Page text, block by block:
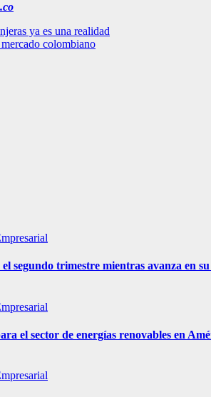
ya es una realidad
colombiano
segundo trimestre mientras avanza en
el sector de energías renovables en